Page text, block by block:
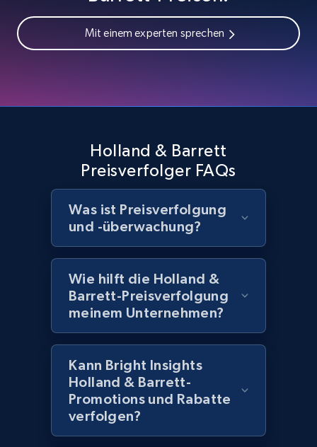
specific category URL
URL, Domain, Country code, Model number,
Sku, Product id, Product name, Manufacturer,
2.1K+ 355+ Jetzt anfangen
Amazon products global dataset
Mit einem experten sprechen
Holland & Barrett
Preisverfolger FAQs
Was ist Preisverfolgung
und -überwachung?
Wie hilft die Holland &
Barrett-Preisverfolgung
meinem Unternehmen?
Kann Bright Insights
Holland & Barrett-
Promotions und Rabatte
verfolgen?